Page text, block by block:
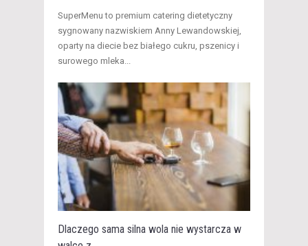
​SuperMenu to premium catering dietetyczny
sygnowany nazwiskiem Anny Lewandowskiej,
oparty na diecie bez białego cukru, pszenicy i
surowego mleka...
Dlaczego sama silna wola nie wystarcza w